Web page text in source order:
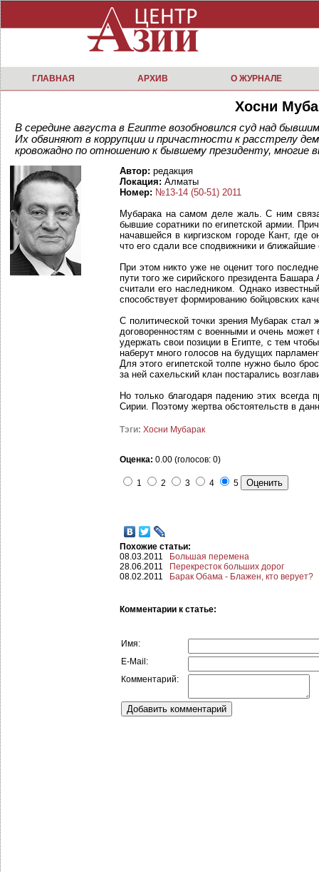
ГЛАВНАЯ АРХИВ О ЖУРНАЛЕ
Хосни
В середине августа в Египте возобновился суд над
Их обвиняют в коррупции и причастности к расстрелу
кровожадно по отношению к бывшему президенту, многие
Автор: редакция
Локация: Алматы
Номер: №13-14 (50-51) 2011
Мубарака на самом деле жаль. С ним
бывшие соратники по египетской армии.
начавшейся в киргизском городе Кант, где
что его сдали все сподвижники и
При этом никто уже не оценит того
пути того же сирийского президента
считали его наследником. Однако
способствует формированию бойцовских
С политической точки зрения Мубарак стал
договоренностям с военными и очень
удержать свои позиции в Египте, с тем
наберут много голосов на будущих
Для этого египетской толпе нужно было
за ней сахельский клан постарались
Но только благодаря падению этих
Сирии. Поэтому жертва обстоятельств в
Тэги: Хосни Мубарак
Оценка: 0.00 (голосов: 0)
1 2 3 4 5
Похожие статьи:
08.03.2011
Большая перемена
28.06.2011
Перекресток больших дорог
08.02.2011
Барак Обама - Блажен, кто верует?
Комментарии к статье:
Имя:
E-Mail:
Комментарий: